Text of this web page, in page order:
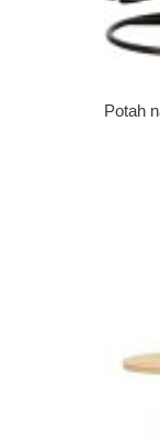
Potah